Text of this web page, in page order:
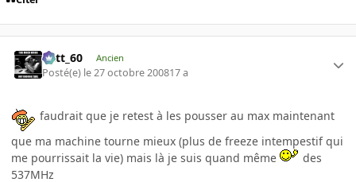
Batt_60 Ancien
Posté(e) le 27 octobre 200817 a
faudrait que je retest à les pousser au max maintenant
que ma machine tourne mieux (plus de freeze intempestif qui
me pourrissait la vie) mais là je suis quand même
des
537MHz